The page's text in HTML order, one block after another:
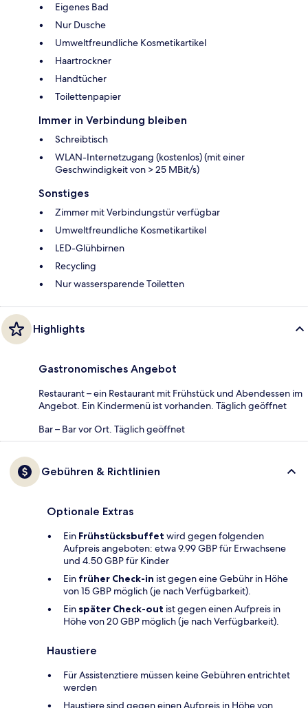
Eigenes Bad
Nur Dusche
Umweltfreundliche Kosmetikartikel
Haartrockner
Handtücher
Toilettenpapier
Immer in Verbindung bleiben
Schreibtisch
WLAN-Internetzugang (kostenlos) (mit einer
Geschwindigkeit von > 25 MBit/s)
Sonstiges
Zimmer mit Verbindungstür verfügbar
Umweltfreundliche Kosmetikartikel
LED-Glühbirnen
Recycling
Nur wassersparende Toiletten
Highlights
Gastronomisches Angebot
Restaurant – ein Restaurant mit Frühstück und Abendessen im
Angebot. Ein Kindermenü ist vorhanden. Täglich geöffnet
Bar – Bar vor Ort. Täglich geöffnet
Gebühren & Richtlinien
Optionale Extras
Ein Frühstücksbuffet wird gegen folgenden
Aufpreis angeboten: etwa 9.99 GBP für Erwachsene
und 4.50 GBP für Kinder
Ein früher Check-in ist gegen eine Gebühr in Höhe
von 15 GBP möglich (je nach Verfügbarkeit).
Ein später Check-out ist gegen einen Aufpreis in
Höhe von 20 GBP möglich (je nach Verfügbarkeit).
Haustiere
Für Assistenztiere müssen keine Gebühren entrichtet
werden
Haustiere sind gegen einen Aufpreis in Höhe von